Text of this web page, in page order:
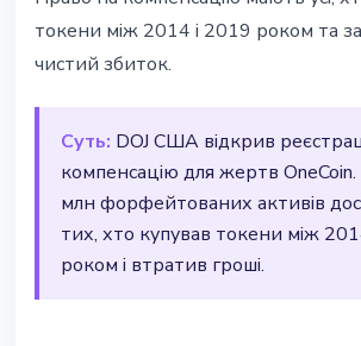
токени між 2014 і 2019 роком та
чистий збиток.
Суть: DOJ США відкрив
компенсацію для жертв
млн форфейтованих активів
тих, хто купував токени між
роком і втратив гроші.